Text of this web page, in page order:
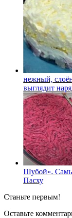
нежный,
выглядит
Шубой».
Пасху
Станьте первым!
Оставьте